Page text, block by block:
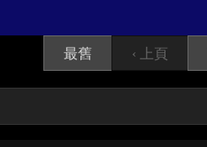
最舊 ‹ 上頁